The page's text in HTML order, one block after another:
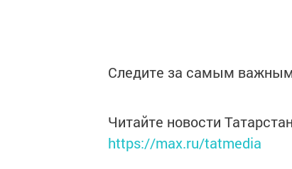
Следите за самым
Читайте новости
https://max.ru/tatmedia